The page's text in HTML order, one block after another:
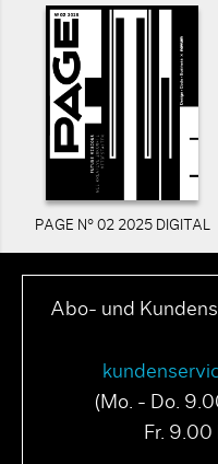
PAGE N° 02 2025 DIGITAL
Abo- und
(Mo. - Do.
Fr.